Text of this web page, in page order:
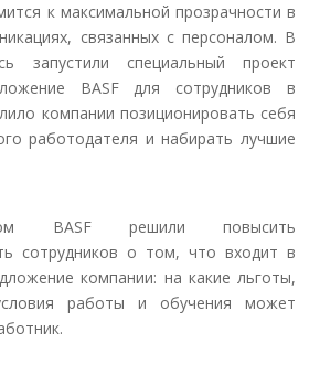
к максимальной прозрачности в
связанных с персоналом. В
запустили специальный проект
BASF для сотрудников в
компании позиционировать себя
работодателя и набирать лучшие
BASF решили повысить
сотрудников о том, что входит в
компании: на какие льготы,
работы и обучения может